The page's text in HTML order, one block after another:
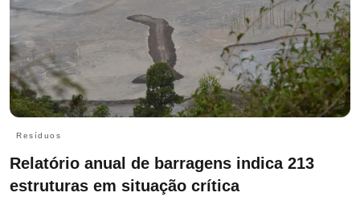
Resíduos
Relatório anual de barragens indica 213
estruturas em situação crítica